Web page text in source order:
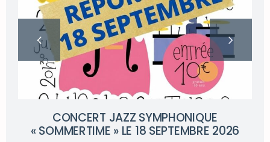
CONCERT JAZZ SYMPHONIQUE
« SOMMERTIME » LE 18 SEPTEMBRE 2026